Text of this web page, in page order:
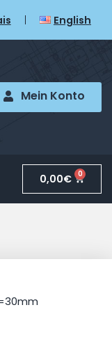
English
Mein Konto
0,00€ 0